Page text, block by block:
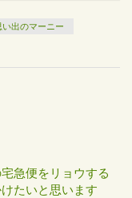
い出のマーニー
急便をリョウする
たいと思います